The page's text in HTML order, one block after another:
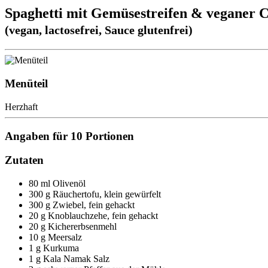
Spaghetti mit Gemüsestreifen & veganer
(vegan, lactosefrei, Sauce glutenfrei)
Menüteil
Herzhaft
Angaben für 10 Portionen
Zutaten
80 ml Olivenöl
300 g Räuchertofu, klein gewürfelt
300 g Zwiebel, fein gehackt
20 g Knoblauchzehe, fein gehackt
20 g Kichererbsenmehl
10 g Meersalz
1 g Kurkuma
1 g Kala Namak Salz